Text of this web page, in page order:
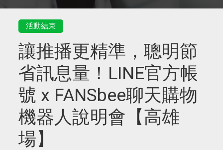
活動結束
讓推播更精準，聰明節
省訊息量！LINE官方帳
號 x FANSbee聊天購物
機器人說明會【高雄
場】